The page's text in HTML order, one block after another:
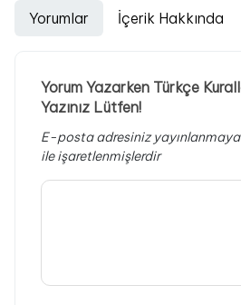
Yorumlar İçerik Hakkında
Yorum Yazarken Türkçe
Yazınız Lütfen!
E-posta adresiniz
ile işaretlenmişlerdir